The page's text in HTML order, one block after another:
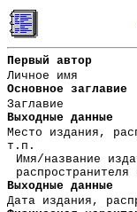
Первый автор
Личное имя
Основное заглавие
Заглавие
Выходные данные
Место издания,
т.п.
Имя/название
Выходные данные
Дата издания,